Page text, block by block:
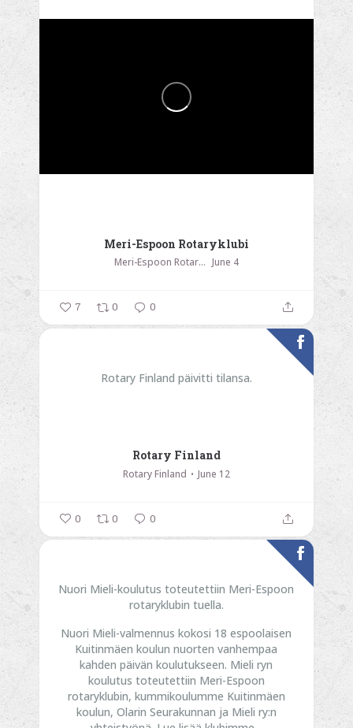
Meri-Espoon Rotaryklubi
Meri-Espoon Rotaryklubi June 4
7 0 0
Rotary Finland päivitti tilansa.
Rotary Finland
Rotary Finland June 12
0 0 0
Nuori Mieli-koulutus toteutettiin Meri-Espoon
rotaryklubin tuella.
Nuori Mieli-valmennus kokosi 18 espoolaisen
Kuitinmäen koulun nuorten vanhempaa
kahden päivän koulutukseen. Mieli ryn
koulutus toteutettiin Meri-Espoon
rotaryklubin, kummikoulumme Kuitinmäen
koulun, Olarin Seurakunnan ja Mieli ry:n